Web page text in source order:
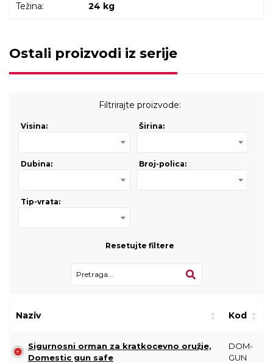
Težina: 24 kg
Ostali proizvodi iz serije
Filtrirajte proizvode:
Visina: Širina:
Dubina: Broj-polica:
Tip-vrata:
Resetujte filtere
Naziv Kod
Sigurnosni orman za kratkocevno oružje,
Domestic gun safe
DOM-
GUN